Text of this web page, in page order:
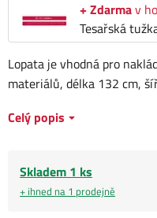
+ Zdarmav
Tesařská
Lopata je vhodná pro
materiálů, délka 132 cm,
Celý popis
Skladem 1 ks
+ ihned na 1 prodejně